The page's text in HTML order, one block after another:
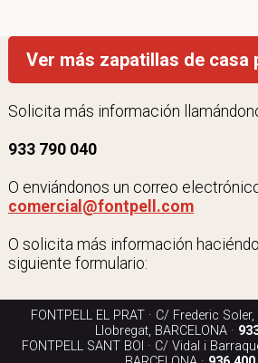
Ver más zapatillas de casa
Solicita más información
933 790 040
O enviándonos un correo
comercial@fontpell.com
O solicita más información
siguiente formulario:
FONTPELL EL PRAT · C/ Frederic
Llobregat, BARCELONA ·
FONTPELL SANT BOI · C/ Vidal i